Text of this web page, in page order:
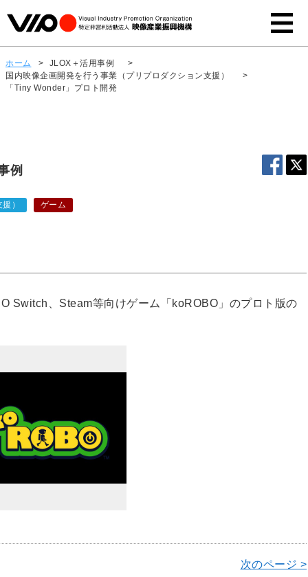
ホーム > JLOX＋活用事例
>
国内映像企画開発を行う事業（プリプロダクション支援）
>
「Tiny Wonder」プロト開発
例
） ゲーム
Switch、Steam等向けゲーム「koROBO」のプロト版の
次のページ >